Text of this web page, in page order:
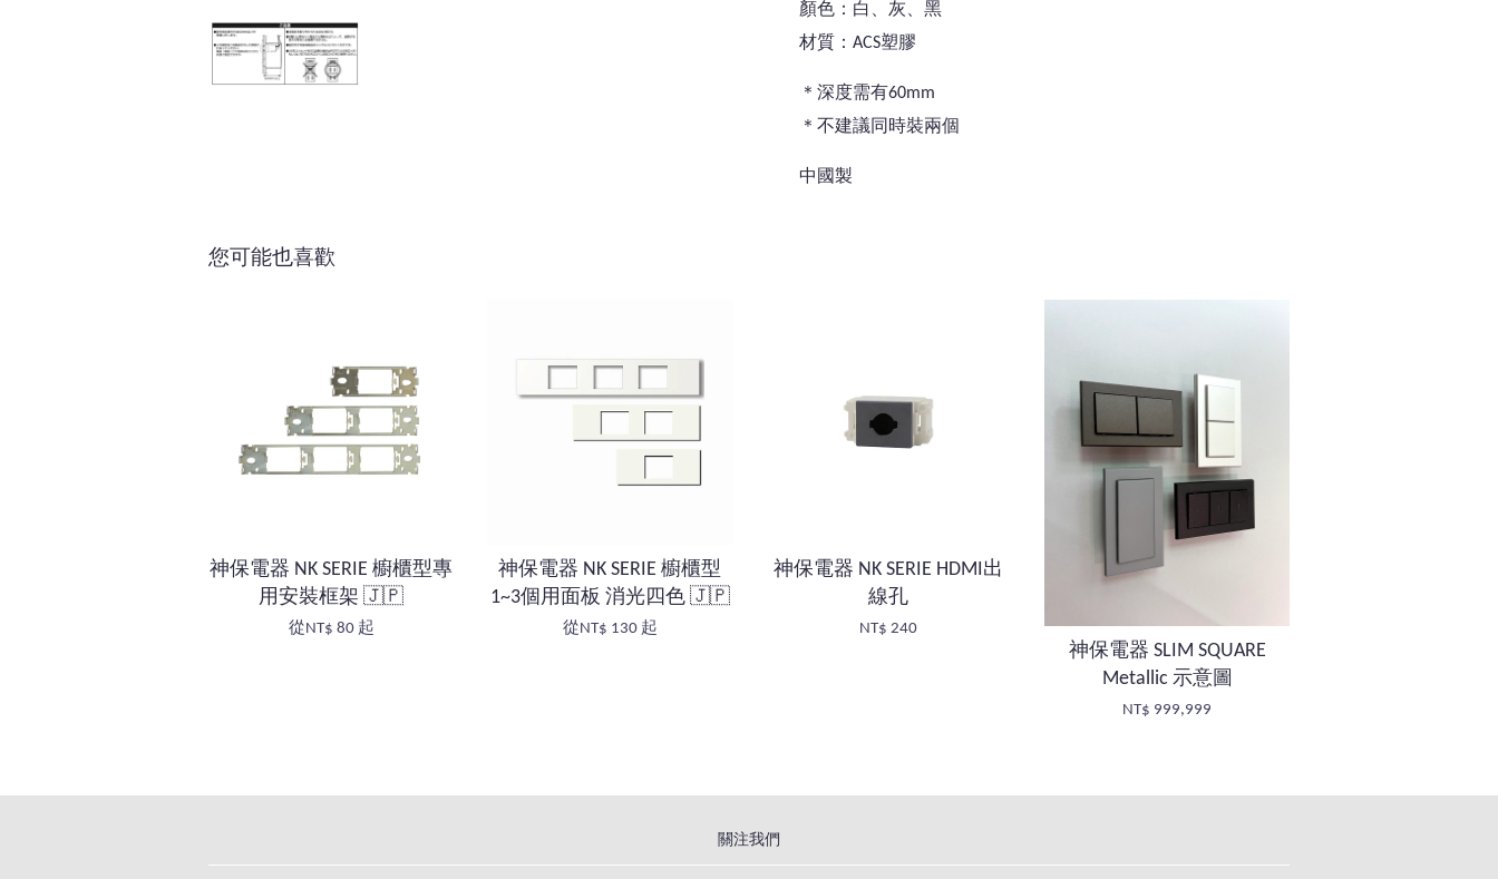
顏色：白、灰、黑
材質：ACS塑膠
＊深度需有60mm
＊不建議同時裝兩個
中國製
您可能也喜歡
神保電器 NK SERIE 櫥櫃型專
用安裝框架 🇯🇵
從NT$ 80 起
神保電器 NK SERIE 櫥櫃型
1~3個用面板 消光四色 🇯🇵
從NT$ 130 起
神保電器 NK SERIE HDMI出
線孔
NT$ 240
神保電器 SLIM SQUARE
Metallic 示意圖
NT$ 999,999
關注我們